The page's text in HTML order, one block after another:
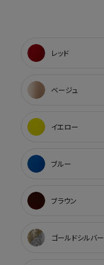
レッド
ベージュ
イエロー
ブルー
ブラウン
ゴールドシルバー